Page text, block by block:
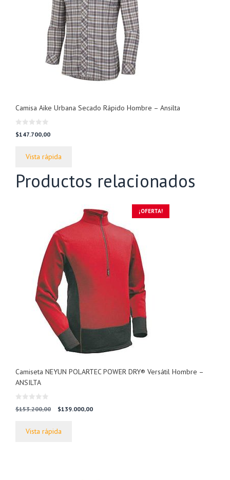
Camisa Aike Urbana Secado Rápido Hombre – Ansilta
0
d
$147.700,00
Vista rápida
Productos relacionados
¡OFERTA!
Camiseta NEYUN POLARTEC POWER DRY® Versátil Hombre –
ANSILTA
0
d
$153.200,00
El
original
era:
$139.000,00El
Vista rápida